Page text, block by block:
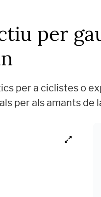
per
per a ciclistes o
per als amants de